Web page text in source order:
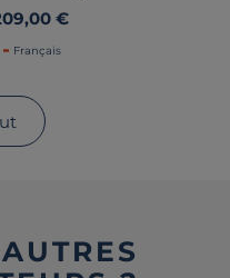
€
Français